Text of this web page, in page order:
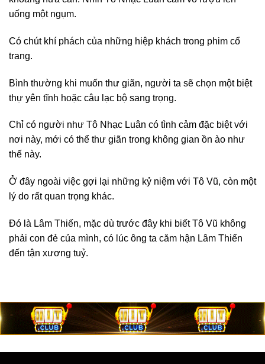
uống một ngụm.
Có chút khí phách của những hiệp khách trong phim cổ
trang.
Bình thường khi muốn thư giãn, người ta sẽ chọn một biệt
thự yên tĩnh hoặc câu lạc bộ sang trọng.
Chỉ có người như Tô Nhạc Luân có tình cảm đặc biệt với
nơi này, mới có thể thư giãn trong không gian ồn ào như
thế này.
Ở đây ngoài việc gợi lại những kỷ niệm với Tô Vũ, còn một
lý do rất quan trọng khác.
Đó là Lâm Thiến, mặc dù trước đây khi biết Tô Vũ không
phải con đẻ của mình, có lúc ông ta căm hận Lâm Thiến
đến tận xương tuỷ.